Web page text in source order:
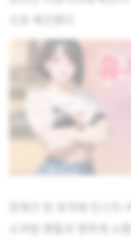
소처럼 팬들과 편하게 소